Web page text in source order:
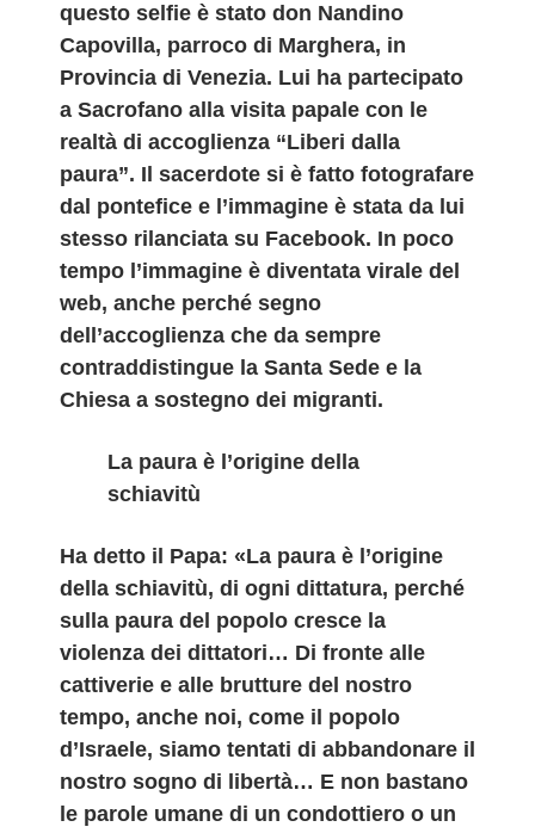
questo selfie è stato don Nandino
Capovilla, parroco di Marghera, in
Provincia di Venezia. Lui ha partecipato
a Sacrofano alla visita papale con le
realtà di accoglienza “Liberi dalla
paura”. Il sacerdote si è fatto fotografare
dal pontefice e l’immagine è stata da lui
stesso rilanciata su Facebook. In poco
tempo l’immagine è diventata virale del
web, anche perché segno
dell’accoglienza che da sempre
contraddistingue la Santa Sede e la
Chiesa a sostegno dei migranti.
La paura è l’origine della
schiavitù
Ha detto il Papa: «La paura è l’origine
della schiavitù, di ogni dittatura, perché
sulla paura del popolo cresce la
violenza dei dittatori… Di fronte alle
cattiverie e alle brutture del nostro
tempo, anche noi, come il popolo
d’Israele, siamo tentati di abbandonare il
nostro sogno di libertà… E non bastano
le parole umane di un condottiero o un